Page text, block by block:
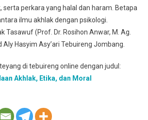
serta perkara yang halal dan haram. Betapa
ilmu akhlak dengan psikologi.
Tasawuf (Prof. Dr. Rosihon Anwar, M. Ag.
Hasyim Asy’ari Tebuireng Jombang.
di tebuireng online dengan judul:
Akhlak, Etika, dan Moral